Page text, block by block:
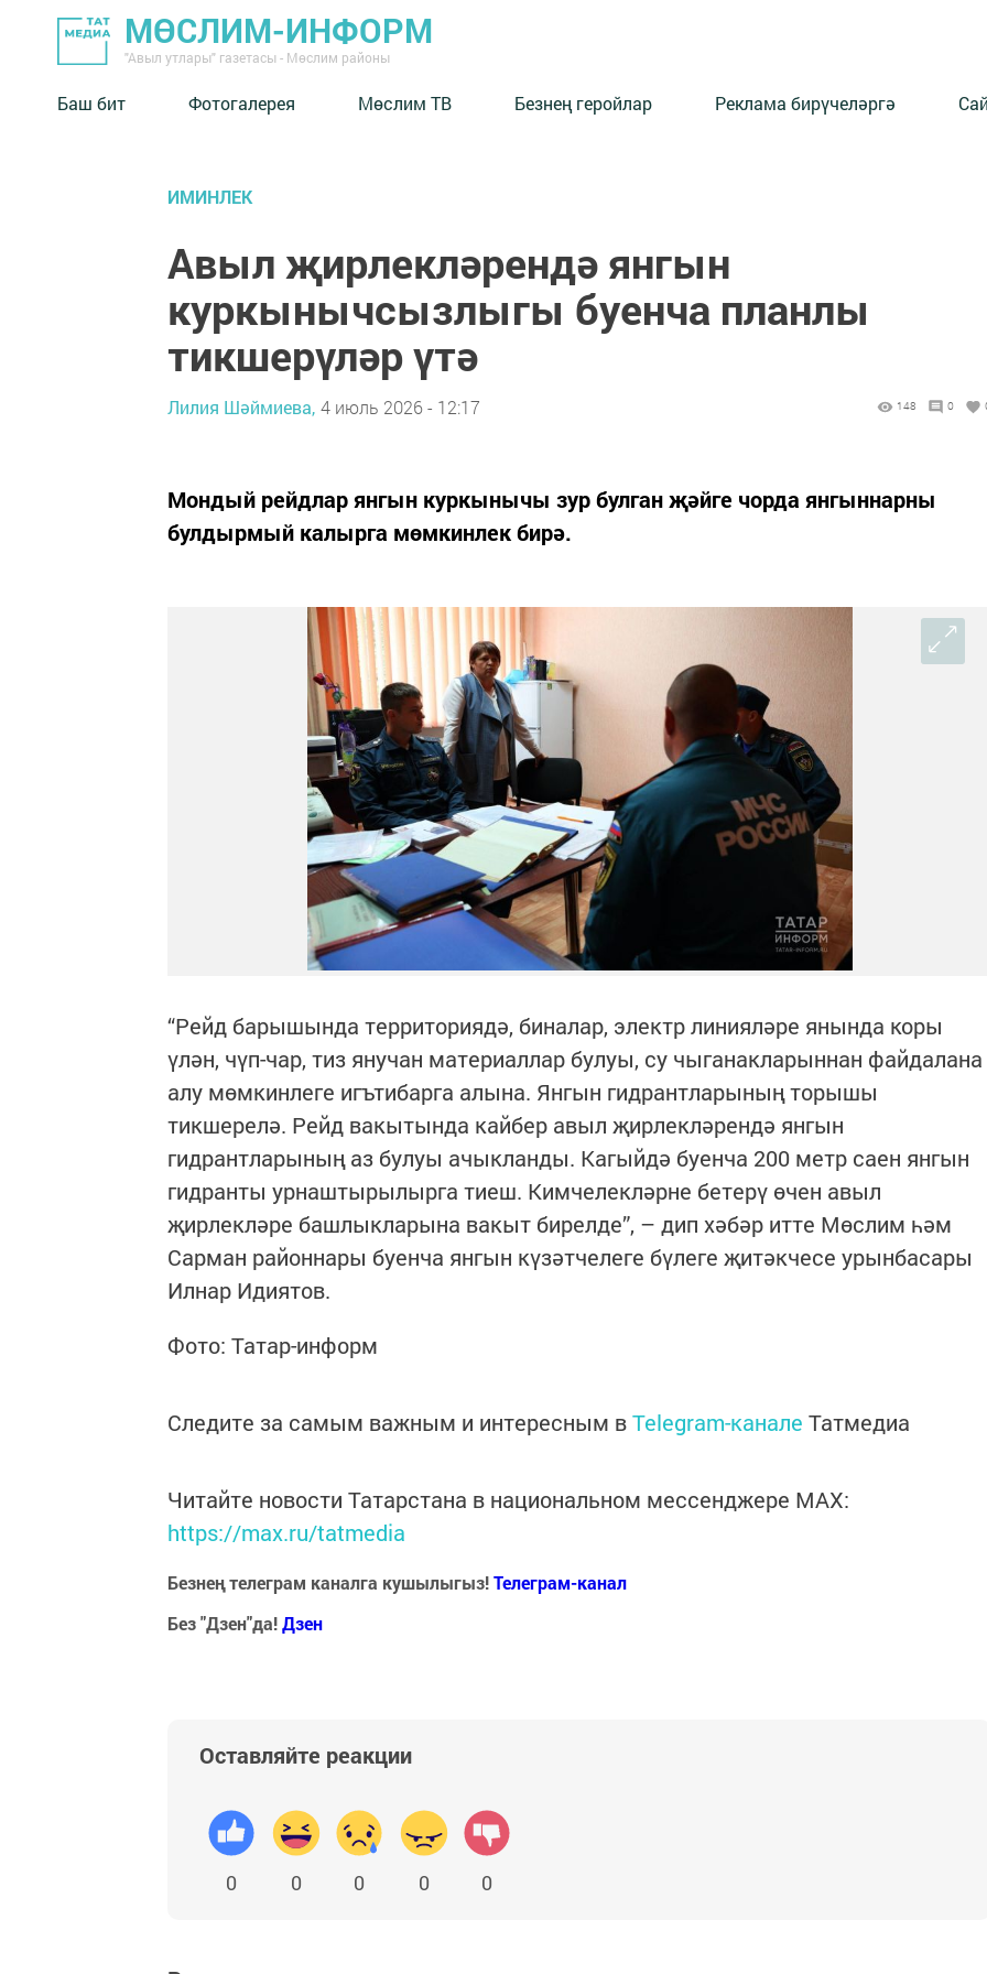
МӨСЛИМ-ИНФОРМ
"Авыл утлары" газетасы - Мөслим районы
Баш бит Фотогалерея Мөслим ТВ Безнең геройлар Реклама бирүчеләргә
ИМИНЛЕК
Авыл җирлекләрендә янгын
куркынычсызлыгы буенча планлы
тикшерүләр үтә
Лилия Шәймиева, 4 июль 2026 - 12:17 148 0
Мондый рейдлар янгын куркынычы зур булган җәйге чорда янгыннарны
булдырмый калырга мөмкинлек бирә.
“Рейд барышында территориядә, биналар, электр линияләре янында коры
үлән, чүп-чар, тиз янучан материаллар булуы, су чыганакларыннан файдалана
алу мөмкинлеге игътибарга алына. Янгын гидрантларының торышы
тикшерелә. Рейд вакытында кайбер авыл җирлекләрендә янгын
гидрантларының аз булуы ачыкланды. Кагыйдә буенча 200 метр саен янгын
гидранты урнаштырылырга тиеш. Кимчелекләрне бетерү өчен авыл
җирлекләре башлыкларына вакыт бирелде”, – дип хәбәр итте Мөслим һәм
Сарман районнары буенча янгын күзәтчелеге бүлеге җитәкчесе урынбасары
Илнар Идиятов.
Фото: Татар-информ
Следите за самым важным и интересным вTelegram-канале Татмедиа
Читайте новости Татарстана в национальном мессенджере MАХ:
https://max.ru/tatmedia
Безнең телеграм каналга кушылыгыз!Телеграм-канал
Без "Дзен"да!Дзен
Оставляйте реакции
0 0 0 0 0